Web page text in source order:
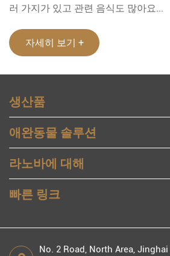
러 가지가 있고 관련 음식도 많아요...
자세히 보기 +
생산품
애완동물 솔루션
라노바에 대해
빠른 링크
No. 2 Road, North Area,